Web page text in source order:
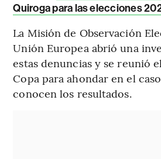
Quiroga para las elecciones
La Misión de Observación
Unión Europea abrió una
estas denuncias y se reunió
Copa para ahondar en el
conocen los resultados.